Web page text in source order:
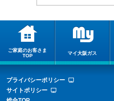
ご家庭のお客さま
TOP
マイ大阪ガス
プライバシーポリシー
サイトポリシー